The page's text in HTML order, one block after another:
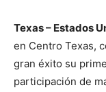
Texas – Estados
en Centro Texas,
gran éxito su
participación de